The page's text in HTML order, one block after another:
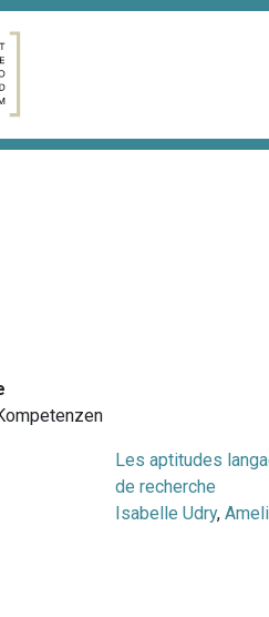
Les aptitudes
de recherche
Isabelle Udry,